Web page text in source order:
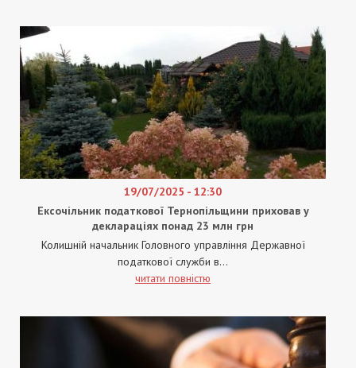
19/07/2025 - 12:30
Ексочільник податкової Тернопільщини приховав у
деклараціях понад 23 млн грн
Колишній начальник Головного управління Державної
податкової служби в...
читати повністю